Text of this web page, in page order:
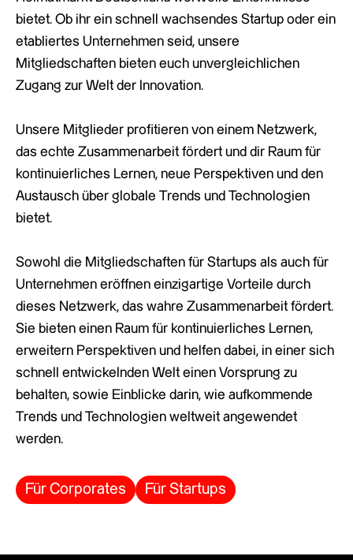
bietet. Ob ihr ein schnell wachsendes Startup oder ein
etabliertes Unternehmen seid, unsere
Mitgliedschaften bieten euch unvergleichlichen
Zugang zur Welt der Innovation.
Unsere Mitglieder profitieren von einem Netzwerk,
das echte Zusammenarbeit fördert und dir Raum für
kontinuierliches Lernen, neue Perspektiven und den
Austausch über globale Trends und Technologien
bietet.
Sowohl die Mitgliedschaften für Startups als auch für
Unternehmen eröffnen einzigartige Vorteile durch
dieses Netzwerk, das wahre Zusammenarbeit fördert.
Sie bieten einen Raum für kontinuierliches Lernen,
erweitern Perspektiven und helfen dabei, in einer sich
schnell entwickelnden Welt einen Vorsprung zu
behalten, sowie Einblicke darin, wie aufkommende
Trends und Technologien weltweit angewendet
werden.
Für Corporates Für Startups